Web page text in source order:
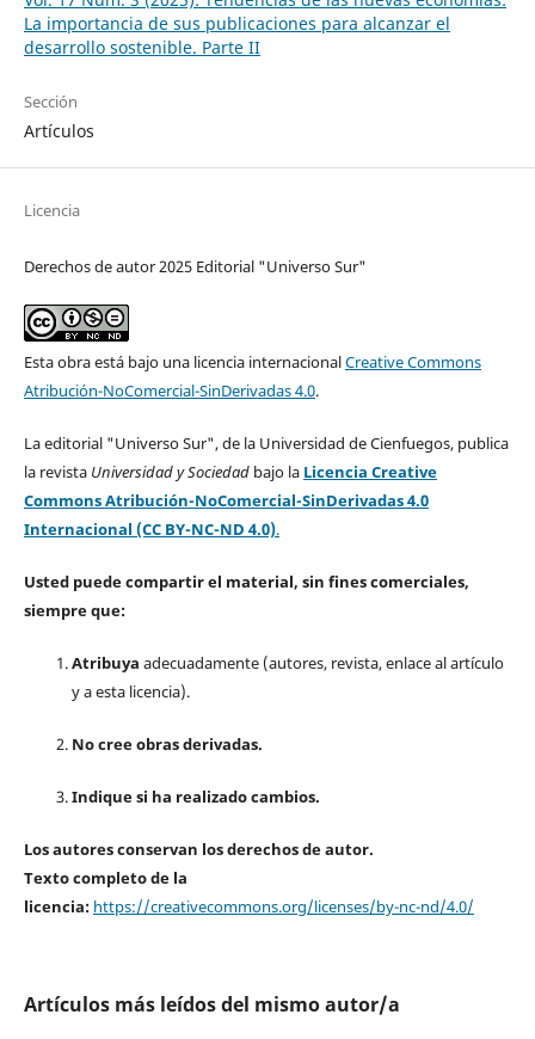
La importancia de sus publicaciones para alcanzar el
desarrollo sostenible. Parte II
Sección
Artículos
Licencia
Derechos de autor 2025 Editorial "Universo Sur"
Esta obra está bajo una licencia internacionalCreative Commons
Atribución-NoComercial-SinDerivadas 4.0.
La editorial "Universo Sur", de la Universidad de Cienfuegos, publica
la revista Universidad y Sociedad bajo la Licencia Creative
Commons Atribución-NoComercial-SinDerivadas 4.0
Internacional (CC BY-NC-ND 4.0).
Usted puede compartir el material, sin fines comerciales,
siempre que:
Atribuya adecuadamente (autores, revista, enlace al artículo
y a esta licencia).
No cree obras derivadas.
Indique si ha realizado cambios.
Los autores conservan los derechos de autor.
Texto completo de la
licencia: https://creativecommons.org/licenses/by-nc-nd/4.0/
Artículos más leídos del mismo autor/a